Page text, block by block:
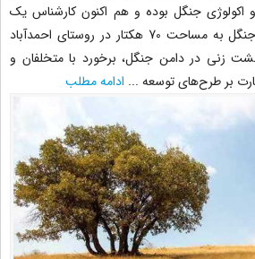
جنگل بوده و هم اکنون کارشناس یک
طرح توسعه و غنی سازی جنگل به مساحت 70 هکتار در روستای احمدآباد
زنی در دامن جنگل، برخورد با متخلفان و
بر طرح‌های توسعه ... ادامه مطلب